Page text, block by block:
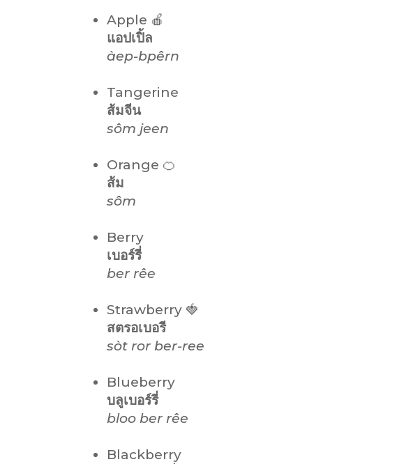
Apple 🍎
แอปเปิ้ล
àep-bpêrn
Tangerine
ส้มจีน
sôm jeen
Orange 🍊
ส้ม
sôm
Berry
เบอร์รี่
ber rêe
Strawberry 🍓
สตรอเบอรี
sòt ror ber-ree
Blueberry
บลูเบอร์รี่
bloo ber rêe
Blackberry